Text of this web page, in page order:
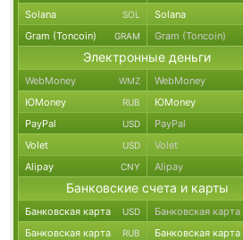
Solana SOL Solana
Gram (Toncoin) GRAM Gram (Toncoin)
Электронные деньги
WebMoney WMZ WebMoney
ЮMoney RUB ЮMoney
PayPal USD PayPal
Volet USD Volet
Alipay CNY Alipay
Банковские счета и карты
Банковская карта USD Банковская карта
Банковская карта RUB Банковская карта